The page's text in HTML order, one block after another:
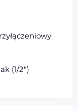
(1/2″)